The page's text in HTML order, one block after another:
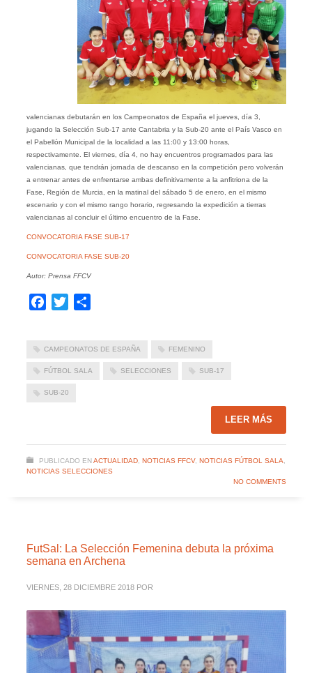
valencianas debutarán en los Campeonatos de España el jueves, día 3,
jugando la Selección Sub-17 ante Cantabria y la Sub-20 ante el País Vasco en
el Pabellón Municipal de la localidad a las 11:00 y 13:00 horas,
respectivamente. El viernes, día 4, no hay encuentros programados para las
valencianas, que tendrán jornada de descanso en la competición pero volverán
a entrenar antes de enfrentarse ambas definitivamente a la anfitriona de la
Fase, Región de Murcia, en la matinal del sábado 5 de enero, en el mismo
escenario y con el mismo rango horario, regresando la expedición a tierras
valencianas al concluir el último encuentro de la Fase.
CONVOCATORIA FASE SUB-17
CONVOCATORIA FASE SUB-20
Autor: Prensa FFCV
Facebook
Twitter
CAMPEONATOS DE ESPAÑA FEMENINO
FÚTBOL SALA SELECCIONES SUB-17
SUB-20
LEER MÁS
PUBLICADO EN ACTUALIDAD, NOTICIAS FFCV, NOTICIAS FÚTBOL SALA
NOTICIAS SELECCIONES
NO COMMENTS
FutSal: La Selección Femenina debuta la próxima
semana en Archena
VIERNES, 28 DICIEMBRE 2018 POR